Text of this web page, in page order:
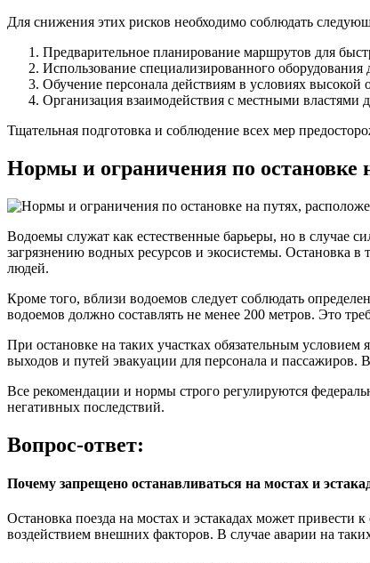
Для снижения этих рисков необходимо соблюдать
Предварительное планирование маршрутов для
Использование специализированного
Обучение персонала действиям в условиях
Организация взаимодействия с местными властями
Тщательная подготовка и соблюдение всех мер
Нормы и ограничения по остановке
Водоемы служат как естественные барьеры, но в случае
загрязнению водных ресурсов и экосистемы. Остановка
людей.
Кроме того, вблизи водоемов следует соблюдать
водоемов должно составлять не менее 200 метров. Это
При остановке на таких участках обязательным условием
выходов и путей эвакуации для персонала и
Все рекомендации и нормы строго регулируются
негативных последствий.
Вопрос-ответ:
Почему запрещено останавливаться на мостах и
Остановка поезда на мостах и эстакадах может
воздействием внешних факторов. В случае аварии на